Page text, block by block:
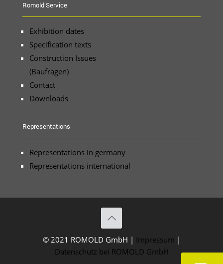
Romold Service
Exhibition dates
Specification texts
Construction Issues
(Baufragen)
Contact
Downloads
Representations
Representations in germany
Representations international
© 2021 ROMOLD GmbH | Impressum |
Datenschutz bei ROMOLD GmbH